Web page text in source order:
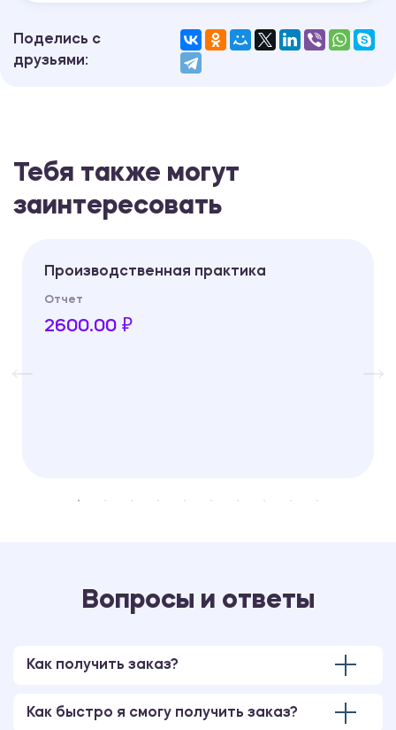
Поделись с
друзьями:
Тебя также могут
заинтересовать
Производственная практика
Отчет
2600.00 ₽
Вопросы и ответы
Как получить заказ?
Как быстро я смогу получить заказ?